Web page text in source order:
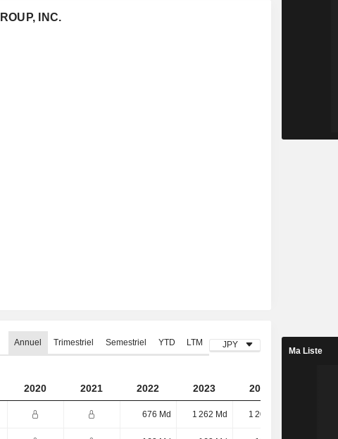
INC.
Annuel Trimestriel Semestriel YTD LTM JPY
2020 2021 2022 2023 2024
676 Md 1 262 Md 1 208 Md
Ma Liste